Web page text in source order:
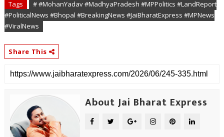
Tags
# #MohanYadav #MadhyaPradesh #MPPolitics #LandReport
#PoliticalNews #Bhopal #BreakingNews #JaiBharatExpress #MPNews
#ViralNews
Share This
About Jai Bharat Express